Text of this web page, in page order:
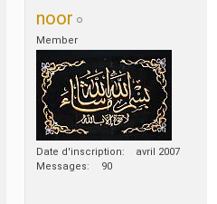
noor
Member
Date d'inscription
avril 2007
Messages
90